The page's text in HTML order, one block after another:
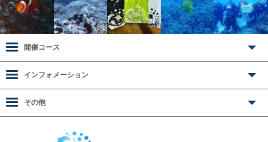
開催コース
インフォメーション
その他